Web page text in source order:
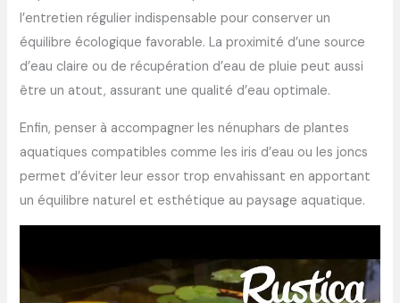
l’entretien régulier indispensable pour conserver un
équilibre écologique favorable. La proximité d’une source
d’eau claire ou de récupération d’eau de pluie peut aussi
être un atout, assurant une qualité d’eau optimale.
Enfin, penser à accompagner les nénuphars de plantes
aquatiques compatibles comme les iris d’eau ou les joncs
permet d’éviter leur essor trop envahissant en apportant
un équilibre naturel et esthétique au paysage aquatique.